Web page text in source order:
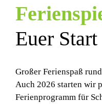
Euer
Großer Ferienspaß
Auch 2026 starten wir
Ferienprogramm für